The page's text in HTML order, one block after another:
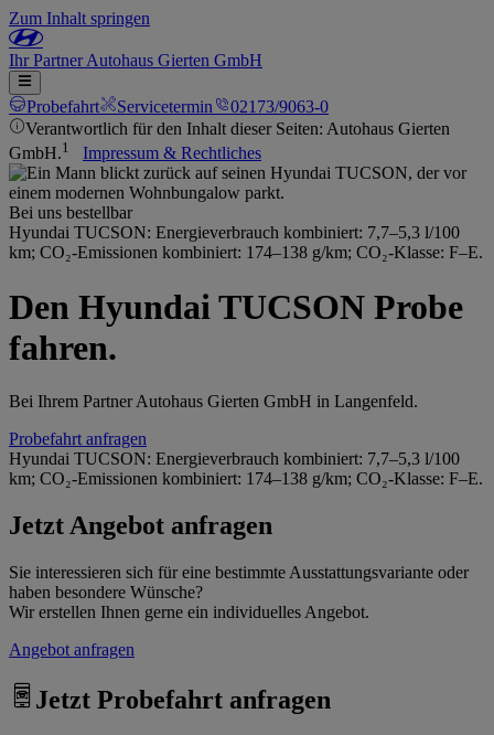
Zum Inhalt springen
IhrPartnerAutohaus Gierten GmbH
Probefahrt Servicetermin
02173/9063-0
Verantwortlich für den Inhalt dieser Seiten: Autohaus Gierten
GmbH.1 Impressum & Rechtliches
Bei uns bestellbar
Hyundai TUCSON: Energieverbrauch kombiniert: 7,7–5,3 l/100
km; CO₂-Emissionen kombiniert: 174–138 g/km; CO₂-Klasse: F–E.
Den Hyundai TUCSON Probe
fahren.
Bei Ihrem Partner Autohaus Gierten GmbH in Langenfeld.
Probefahrt anfragen
Hyundai TUCSON: Energieverbrauch kombiniert: 7,7–5,3 l/100
km; CO₂-Emissionen kombiniert: 174–138 g/km; CO₂-Klasse: F–E.
Jetzt Angebot anfragen
Sie interessieren sich für eine bestimmte Ausstattungsvariante oder
haben besondere Wünsche?
Wir erstellen Ihnen gerne ein individuelles Angebot.
Angebot anfragen
Jetzt Probefahrt anfragen